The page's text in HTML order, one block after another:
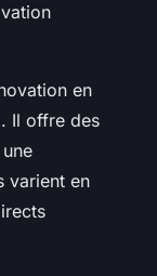
en
. Il offre des
varient en